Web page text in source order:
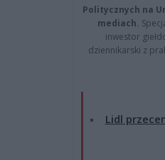
Politycznych na
mediach.
inwestor
dziennikarski z
Lidl